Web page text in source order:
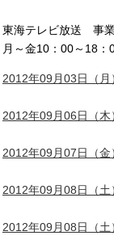
東海テレビ放送 事
月～金10：00～18：
2012年09月03日（
2012年09月06日（
2012年09月07日（
2012年09月08日（
2012年09月08日（